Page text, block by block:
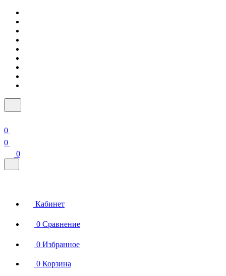
0
0
0
Кабинет
0 Сравнение
0 Избранное
0 Корзина